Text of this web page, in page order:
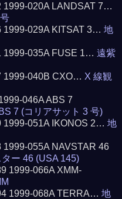
1999-020A LANDSAT 7…
1999-029A KITSAT 3…地
1999-035A FUSE 1…遠紫
1999-040B CXO… X 線観
046A ABS 7
7 (コリアサット 3 号)
1999-051A IKONOS 2…地
1999-055A NAVSTAR 46
ー 46 (USA 145)
1999-066A XMM-
1999-068A TERRA…地